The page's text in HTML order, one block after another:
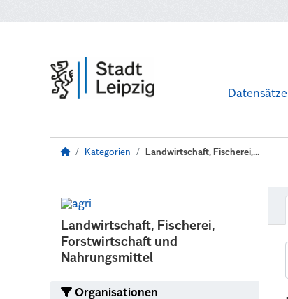
Datensätze
Kategorien Landwirtschaft, Fischerei,...
Landwirtschaft, Fischerei,
Forstwirtschaft und
Nahrungsmittel
Organisationen